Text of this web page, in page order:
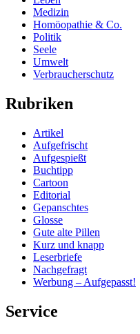
Medizin
Homöopathie & Co.
Politik
Seele
Umwelt
Verbraucherschutz
Rubriken
Artikel
Aufgefrischt
Aufgespießt
Buchtipp
Cartoon
Editorial
Gepanschtes
Glosse
Gute alte Pillen
Kurz und knapp
Leserbriefe
Nachgefragt
Werbung – Aufgepasst!
Service